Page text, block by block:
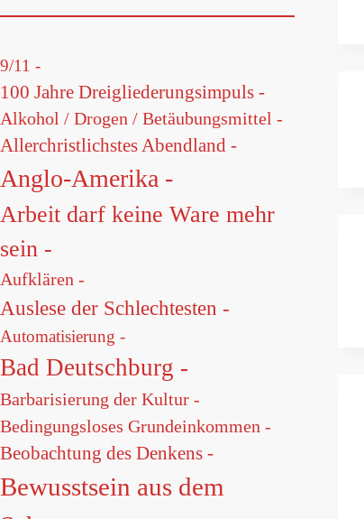
9/11 -
100 Jahre Dreigliederungsimpuls -
Alkohol / Drogen / Betäubungsmittel -
Allerchristlichstes Abendland -
Anglo-Amerika -
Arbeit darf keine Ware mehr
sein -
Aufklären -
Auslese der Schlechtesten -
Automatisierung -
Bad Deutschburg -
Barbarisierung der Kultur -
Bedingungsloses Grundeinkommen -
Beobachtung des Denkens -
Bewusstsein aus dem